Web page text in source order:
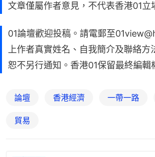
文章僅屬作者意見，不代表香港01立
01論壇歡迎投稿。請電郵至
上作者真實姓名、自我簡介及聯絡方
恕不另行通知。香港01保留最終編輯
論壇 香港經濟 一帶一路
貿易